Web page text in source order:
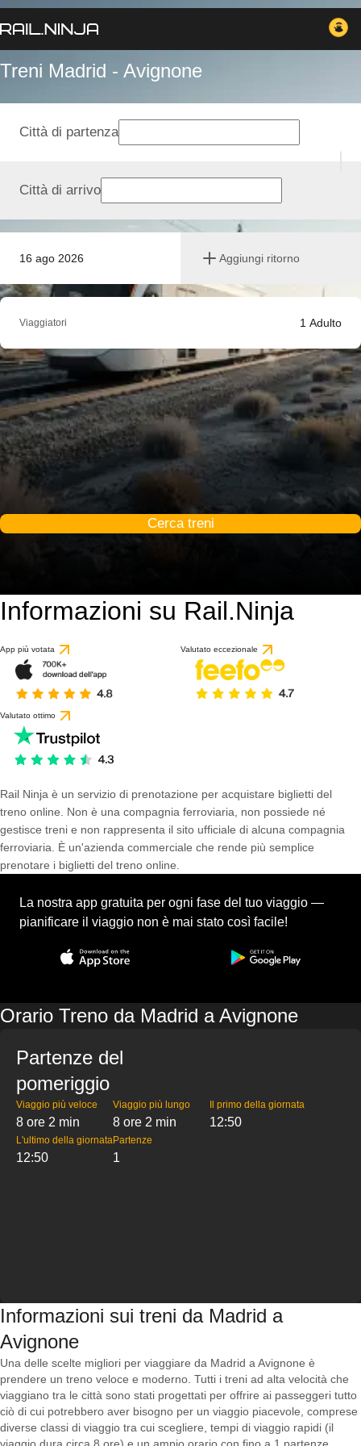
Treni Madrid - Avignone
16 ago 2026 Aggiungi ritorno
Città di partenza
Città di arrivo
Viaggiatori 1 Adulto
Cerca treni
Informazioni su Rail.Ninja
App più votata Valutato eccezionale
Valutato ottimo
Rail Ninja è un servizio di prenotazione per acquistare biglietti del
treno online. Non è una compagnia ferroviaria, non possiede né
gestisce treni e non rappresenta il sito ufficiale di alcuna compagnia
ferroviaria. È un'azienda commerciale che rende più semplice
prenotare i biglietti del treno online.
La nostra app gratuita per ogni fase del tuo viaggio —
pianificare il viaggio non è mai stato così facile!
Orario Treno da Madrid a Avignone
Partenze del
pomeriggio
Viaggio più veloce
8 ore 2 min
Viaggio più lungo
8 ore 2 min
Il primo della giornata
12:50
L'ultimo della giornata
12:50
Partenze
1
Informazioni sui treni da Madrid a
Avignone
Una delle scelte migliori per viaggiare da Madrid a Avignone è
prendere un treno veloce e moderno. Tutti i treni ad alta velocità che
viaggiano tra le città sono stati progettati per offrire ai passeggeri tutto
ciò di cui potrebbero aver bisogno per un viaggio piacevole, comprese
diverse classi di viaggio tra cui scegliere, tempi di viaggio rapidi (il